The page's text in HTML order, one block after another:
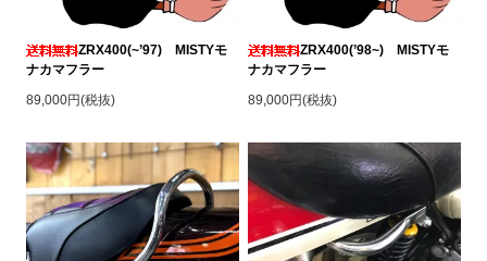
ZRX400(~’97) MISTYモ
ナカマフラー
89,000円(税抜)
ZRX400(’98~) MISTYモ
ナカマフラー
89,000円(税抜)